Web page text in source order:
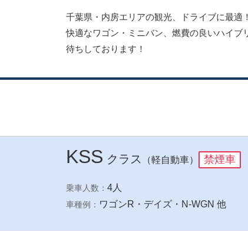
千葉県・内房エリアの観光、ドライブに最
快適なワゴン・ミニバン、燃費の良いハイ
待ちしております！
KSS クラス （軽自動車） 禁煙車
乗車人数： 4人
車種例： ワゴンR・デイズ・N-WGN 他